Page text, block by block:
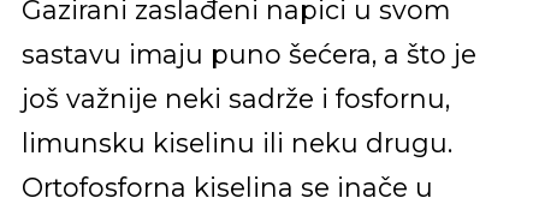
Gazirani zaslađeni napici u svom
sastavu imaju puno šećera, a što je
još važnije neki sadrže i fosfornu,
limunsku kiselinu ili neku drugu.
Ortofosforna kiselina se inače u